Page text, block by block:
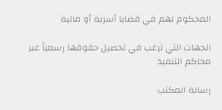
المحكوم لهم في قضايا أسرية أو مالية
الجهات التي ترغب في تحصيل حقوقها رسمياً عبر
محاكم التنفيذ
رسالة المكتب